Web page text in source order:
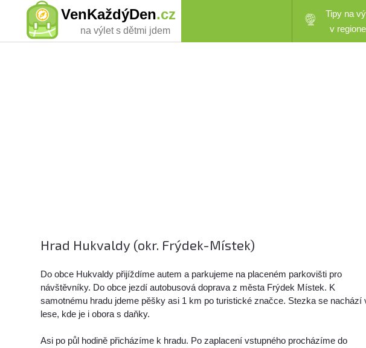
VenKaždýDen.cz
na výlet s dětmi jdem
Tipy na
v
Hrad Hukvaldy (okr. Frýdek-Místek)
Do obce Hukvaldy přijíždíme autem a parkujeme na placeném parkovišti pro
návštěvníky. Do obce jezdí autobusová doprava z města Frýdek Místek. K
samotnému hradu jdeme pěšky asi 1 km po turistické značce. Stezka se nachází
lese, kde je i obora s daňky.
Asi po půl hodině přicházíme k hradu. Po zaplacení vstupného procházíme do